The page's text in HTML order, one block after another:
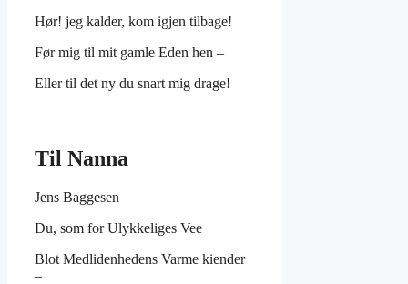
Hør! jeg kalder, kom igjen tilbage!
Før mig til mit gamle Eden hen –
Eller til det ny du snart mig drage!
Til Nanna
Jens Baggesen
Du, som for Ulykkeliges Vee
Blot Medlidenhedens Varme kiender
–